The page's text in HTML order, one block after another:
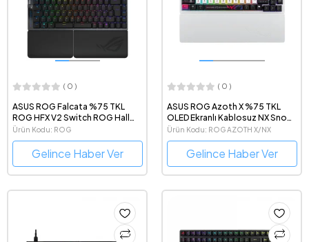
( 0 )
ASUS ROG Falcata %75 TKL
ROG HFX V2 Switch ROG Hall
Sensör 8K Hz Türkçe Q
Bölünebilir Gaming Klavye
Ürün Kodu: ROG
FALCATA/HFX/ABS/TR
Gelince Haber Ver
( 0 )
ASUS ROG Azoth X %75 TKL
OLED Ekranlı Kablosuz NX Snow
V2 Switch Türkçe Q Gaming
Klavye
Ürün Kodu: ROG AZOTH X/NX
SNOW/PBT/TR
Gelince Haber Ver